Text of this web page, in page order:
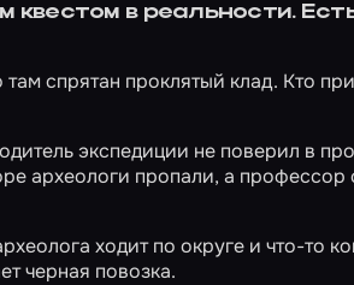
квестом в реальности.
спрятан проклятый клад. Кто
экспедиции не поверил в
археологи пропали, а
ходит по округе и что-то
черная повозка.